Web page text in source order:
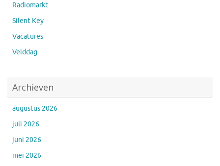
Radiomarkt
Silent Key
Vacatures
Velddag
Archieven
augustus 2026
juli 2026
juni 2026
mei 2026